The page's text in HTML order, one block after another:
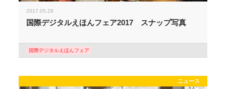
2017.05.28
国際デジタルえほんフェア2017 スナップ写真
国際デジタルえほんフェア
ニュース